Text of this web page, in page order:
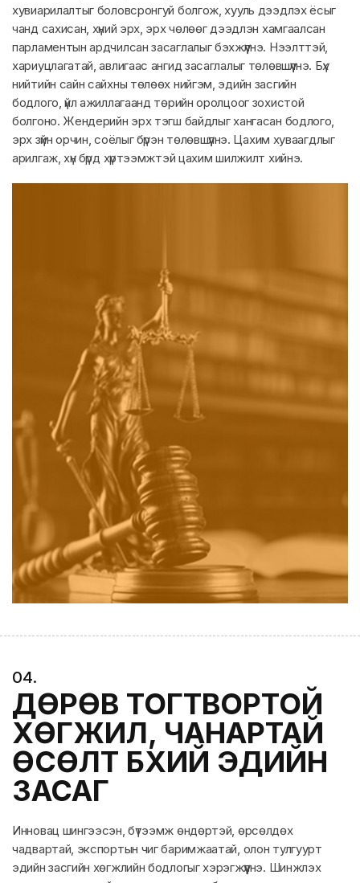
хувиарилалтыг боловсронгуй болгож, хууль дээдлэх ёсыг
чанд сахисан, хүний эрх, эрх чөлөөг дээдлэн хамгаалсан
парламентын ардчилсан засаглалыг бэхжүүлнэ. Нээлттэй,
хариуцлагатай, авлигаас ангид засаглалыг төлөвшүүлнэ. Бүх
нийтийн сайн сайхны төлөөх нийгэм, эдийн засгийн
бодлого, үйл ажиллагаанд төрийн оролцоог зохистой
болгоно. Жендерийн эрх тэгш байдлыг хангасан бодлого,
эрх зүйн орчин, соёлыг бүрэн төлөвшүүлнэ. Цахим хуваагдлыг
арилгаж, хүн бүрд хүртээмжтэй цахим шилжилт хийнэ.
04.
ДӨРӨВ ТОГТВОРТОЙ
ХӨГЖИЛ, ЧАНАРТАЙ
ӨСӨЛТ БҮХИЙ ЭДИЙН
ЗАСАГ
Инновац шингээсэн, бүтээмж өндөртэй, өрсөлдөх
чадвартай, экспортын чиг баримжаатай, олон тулгуурт
эдийн засгийн хөгжлийн бодлогыг хэрэгжүүлнэ. Шинжлэх